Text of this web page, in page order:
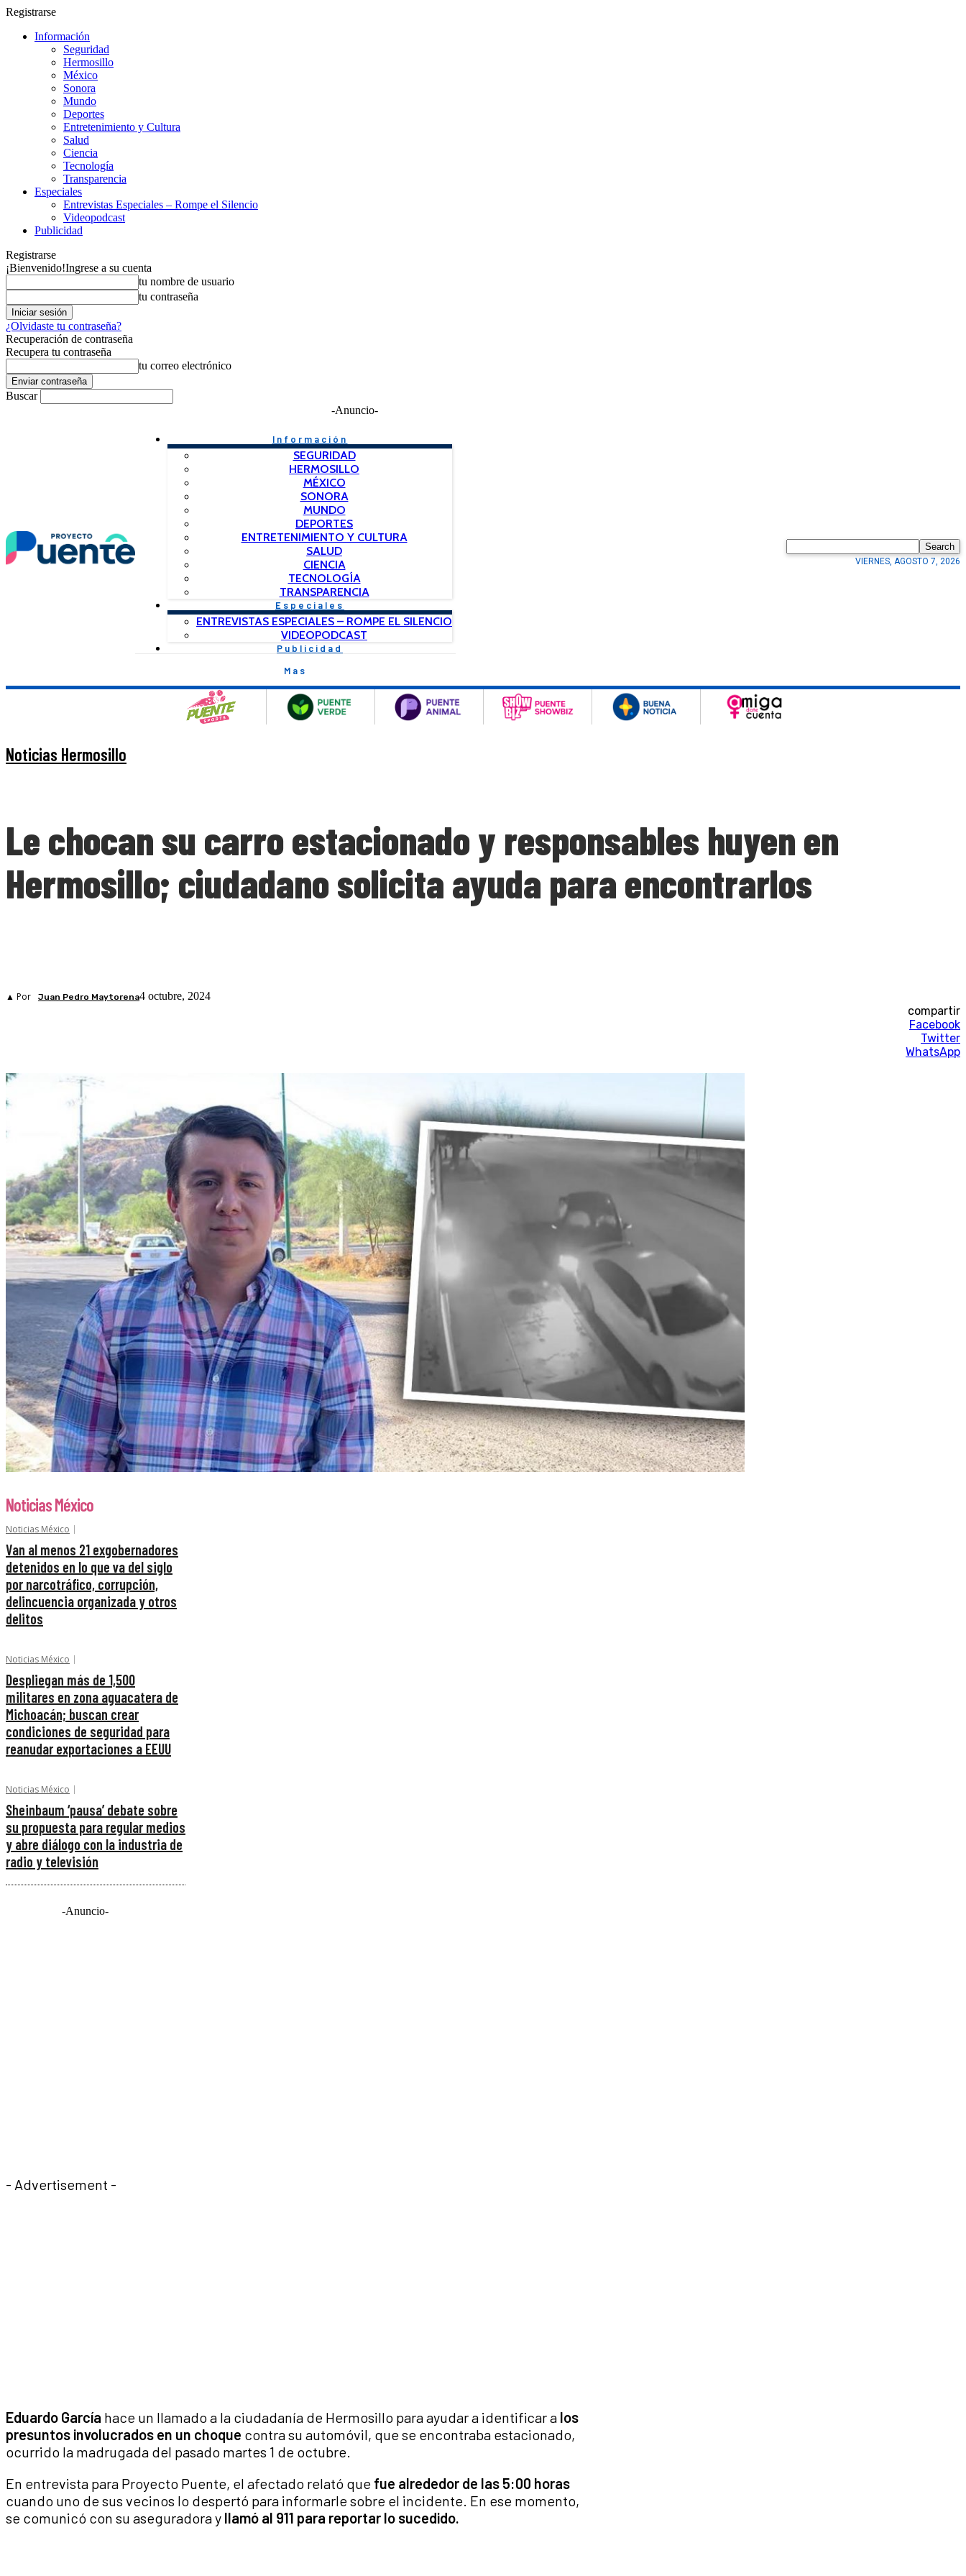
Registrarse
Información
Seguridad
Hermosillo
México
Sonora
Mundo
Deportes
Entretenimiento y Cultura
Salud
Ciencia
Tecnología
Transparencia
Especiales
Entrevistas Especiales – Rompe el Silencio
Videopodcast
Publicidad
Registrarse
¡Bienvenido!Ingrese a su cuenta
tu nombre de usuario
tu contraseña
¿Olvidaste tu contraseña?
Recuperación de contraseña
Recupera tu contraseña
tu correo electrónico
Buscar
-Anuncio-
Información
SEGURIDAD
HERMOSILLO
MÉXICO
SONORA
MUNDO
DEPORTES
ENTRETENIMIENTO Y CULTURA
SALUD
CIENCIA
TECNOLOGÍA
TRANSPARENCIA
Especiales
ENTREVISTAS ESPECIALES – ROMPE EL SILENCIO
VIDEOPODCAST
Publicidad
Mas
Search
VIERNES, AGOSTO 7, 2026
Noticias Hermosillo
Le chocan su carro estacionado y responsables huyen en
Hermosillo; ciudadano solicita ayuda para encontrarlos
▲ Por Juan Pedro Maytorena4 octubre, 2024
compartir
Facebook
Twitter
WhatsApp
Noticias México
Noticias México
Van al menos 21 exgobernadores
detenidos en lo que va del siglo
por narcotráfico, corrupción,
delincuencia organizada y otros
delitos
Noticias México
Despliegan más de 1,500
militares en zona aguacatera de
Michoacán; buscan crear
condiciones de seguridad para
reanudar exportaciones a EEUU
Noticias México
Sheinbaum ‘pausa’ debate sobre
su propuesta para regular medios
y abre diálogo con la industria de
radio y televisión
-Anuncio-
- Advertisement -
Eduardo García hace un llamado a la ciudadanía de Hermosillo para ayudar a identificar a los
presuntos involucrados en un choque contra su automóvil, que se encontraba estacionado,
ocurrido la madrugada del pasado martes 1 de octubre.
En entrevista para Proyecto Puente, el afectado relató que fue alrededor de las 5:00 horas
cuando uno de sus vecinos lo despertó para informarle sobre el incidente. En ese momento,
se comunicó con su aseguradora y llamó al 911 para reportar lo sucedido.